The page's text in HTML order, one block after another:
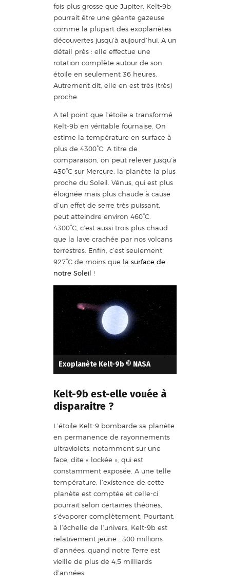
fois plus grosse que Jupiter, Kelt-9b
pourrait être une géante gazeuse
comme la plupart des exoplanètes
découvertes jusqu’à aujourd’hui. A un
détail près : elle effectue une
rotation complète autour de son
étoile en seulement 36 heures.
Autrement dit, elle en est très (très)
proche.
A tel point que l’étoile a transformé
Kelt-9b en véritable fournaise. On
estime la température en surface à
plus de 4300°C. A titre de
comparaison, on peut relever jusqu’à
430°C sur Mercure, la planète la plus
proche du Soleil. Vénus, qui est plus
éloignée mais plus chaude à cause
d’un effet de serre très puissant,
peut atteindre environ 460°C.
4300°C, c’est aussi trois plus chaud
que la lave crachée par nos volcans
terrestres. Enfin, c’est seulement
927°C de moins que la surface de
notre Soleil !
Exoplanète Kelt-9b © NASA
Kelt-9b est-elle vouée à
disparaitre ?
L’étoile Kelt-9 bombarde sa planète
en permanence de rayonnements
ultraviolets, notamment sur une
face, dite « lockée », qui est
constamment exposée. A une telle
température, l’existence de cette
planète est comptée et celle-ci
pourrait selon certaines théories,
s’évaporer complètement. Pourtant,
à l’échelle de l’univers, Kelt-9b est
relativement jeune : 300 millions
d’années, quand notre Terre est
vieille de plus de 4,5 milliards
d’années.